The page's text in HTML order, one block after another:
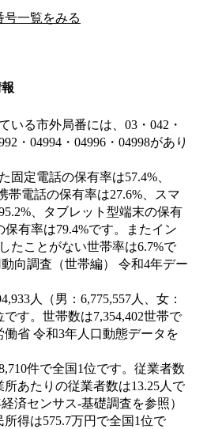
号一覧をみる
いる市外局番には、03・042・
・04994・04996・04998があり
固定電話の保有率は57.4%、
帯電話の保有率は27.6%、スマ
、タブレット型端末の保有
保有率は79.4%です。またイン
たことがない世帯率は6.7%で
向調査（世帯編） 令和4年デー
人（男：6,775,557人、女：
です。世帯数は7,354,402世帯で
省 令和3年人口動態データを
件で全国1位です。従業者数
所あたりの従業者数は13.25人で
済センサス‐基礎調査を参照）
得は575.7万円で全国1位で